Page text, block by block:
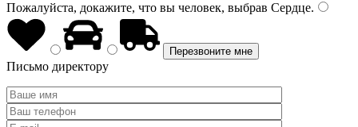
Пожалуйста, докажите, что вы человек, выбрав Сердце.
Письмо директору